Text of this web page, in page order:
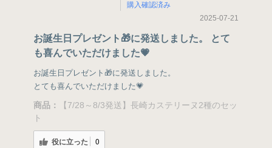
購入確認済み
2025-07-21
お誕生日プレゼント🎁に発送しました。 とて
も喜んでいただけました💗
お誕生日プレゼント🎁に発送しました。
とても喜んでいただけました💗
商品：
【7/28～8/3発送】長崎カステリーヌ2種のセッ
ト
役に立った 0